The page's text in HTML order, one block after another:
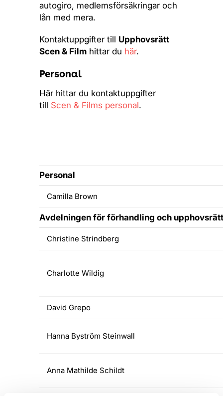
autogiro, medlemsförsäkringar och
lån med mera.
Kontaktuppgifter till Upphovsrätt
Scen & Film hittar du här.
Personal
Här hittar du kontaktuppgifter
till Scen & Films personal.
Personal
Camilla Brown
Avdelningen för förhandling och
Christine Strindberg
Charlotte Wildig
David Grepo
Hanna Byström Steinwall
Anna Mathilde Schildt